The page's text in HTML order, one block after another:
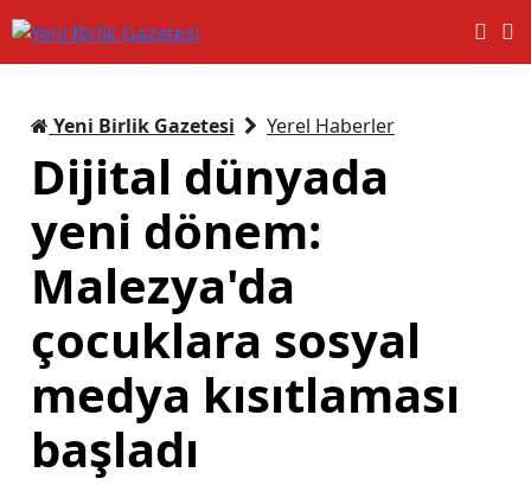
Yeni Birlik Gazetesi Yerel Haberler
Dijital dünyada
yeni dönem:
Malezya'da
çocuklara sosyal
medya kısıtlaması
başladı